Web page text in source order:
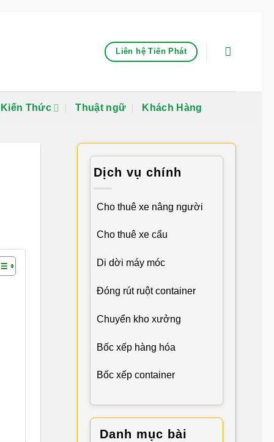
Liên hệ Tiến Phát
Kiến Thức Thuật ngữ Khách Hàng
Dịch vụ chính
Cho thuê xe nâng người
Cho thuê xe cẩu
Di dời máy móc
Đóng rút ruột container
Chuyển kho xưởng
Bốc xếp hàng hóa
Bốc xếp container
Danh mục bài